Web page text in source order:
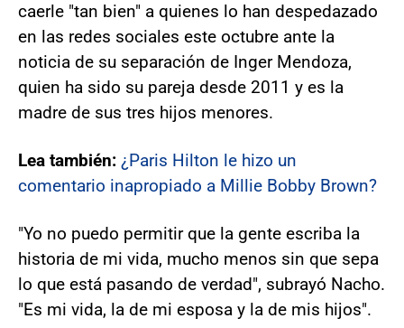
caerle "tan bien" a quienes lo han despedazado
en las redes sociales este octubre ante la
noticia de su separación de Inger Mendoza,
quien ha sido su pareja desde 2011 y es la
madre de sus tres hijos menores.
Lea también: ¿Paris Hilton le hizo un
comentario inapropiado a Millie Bobby Brown?
"Yo no puedo permitir que la gente escriba la
historia de mi vida, mucho menos sin que sepa
lo que está pasando de verdad", subrayó Nacho.
"Es mi vida, la de mi esposa y la de mis hijos".